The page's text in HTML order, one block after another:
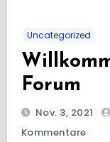
Uncategorized
Forum
Nov. 3, 2021
Kommentare